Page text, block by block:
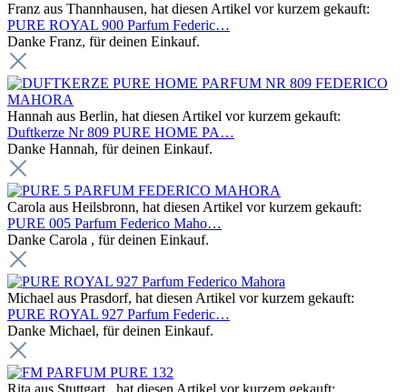
Franz aus Thannhausen, hat diesen Artikel vor kurzem gekauft:
PURE ROYAL 900 Parfum Federic…
Danke Franz, für deinen Einkauf.
Hannah aus Berlin, hat diesen Artikel vor kurzem gekauft:
Duftkerze Nr 809 PURE HOME PA…
Danke Hannah, für deinen Einkauf.
Carola aus Heilsbronn, hat diesen Artikel vor kurzem gekauft:
PURE 005 Parfum Federico Maho…
Danke Carola , für deinen Einkauf.
Michael aus Prasdorf, hat diesen Artikel vor kurzem gekauft:
PURE ROYAL 927 Parfum Federic…
Danke Michael, für deinen Einkauf.
Rita aus Stuttgart , hat diesen Artikel vor kurzem gekauft: